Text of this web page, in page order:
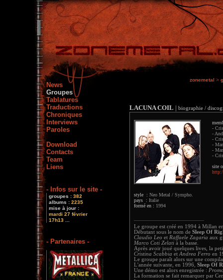
News
Groupes
Tablatures
Traductions
Chroniques
Interviews
Paroles
Download
Contacts
Team
Liens
- Infos sur le site -
groupes : 382
albums : 2235
mise à jour :
mardi 27 février
17h13 ...
- Partenaires -
zonemetal >
LACUNA COIL | biographie /
style : Neo Metal / Sympho.
pays : Italie
formé en : 1994
-
-
-
-
-
-
site
Le groupe est créé en 1994 à Millan
Débutant sous le nom de Sleep Of
Claudio Leo et Raffaele Zagaria aux
Marco Coti Zelati à la basse.
Après avoir joué quelques lives, la
Cristina Scabbia et Andrea Ferro en
Le groupe paraît alors sur une
L'année suivante, en 1996, Sleep Of
Une démo est alors enregistrée :
La formation se fait remarquer par